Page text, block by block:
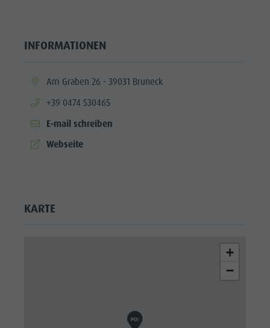
INFORMATIONEN
aria.location:
Am Graben 26 - 39031 Bruneck
aria.phone:
+39 0474 530465
E-mail schreiben
aria.website:
Webseite
KARTE
+
−